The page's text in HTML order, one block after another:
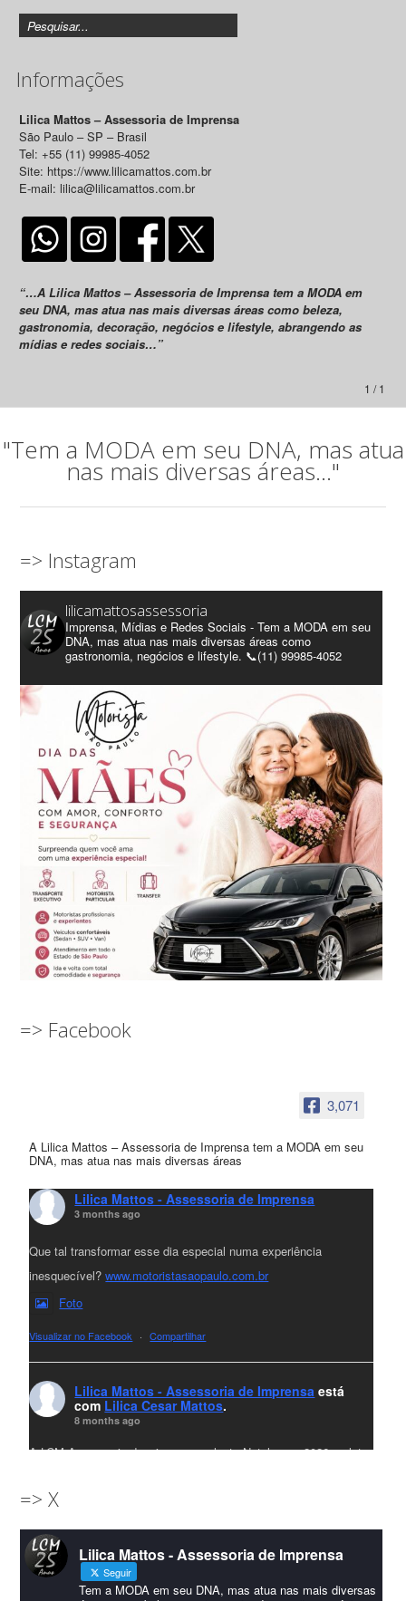
Informações
Lilica Mattos – Assessoria de Imprensa
São Paulo – SP – Brasil
Tel: +55 (11) 99985-4052
Site: https://www.lilicamattos.com.br
E-mail: lilica@lilicamattos.com.br
“…A Lilica Mattos – Assessoria de Imprensa tem a MODA em
seu DNA, mas atua nas mais diversas áreas como beleza,
gastronomia, decoração, negócios e lifestyle, abrangendo as
mídias e redes sociais…”
1 / 1
"Tem a MODA em seu DNA, mas atua
nas mais diversas áreas..."
=> Instagram
lilicamattosassessoria
Imprensa, Mídias e Redes Sociais - Tem a MODA em seu
DNA, mas atua nas mais diversas áreas como
gastronomia, negócios e lifestyle. 📞(11) 99985-4052
=> Facebook
3,071
A Lilica Mattos – Assessoria de Imprensa tem a MODA em seu
DNA, mas atua nas mais diversas áreas
Lilica Mattos - Assessoria de Imprensa
3 months ago
Que tal transformar esse dia especial numa experiência
inesquecível?www.motoristasaopaulo.com.br
Foto
Visualizar no Facebook · Compartilhar
Lilica Mattos - Assessoria de Imprensa está
com Lilica Cesar Mattos.
8 months ago
A LCM Assessoria deseja um excelente Natal e um 2026 repleto
amigos que sempre nos acompanham!🎄✨🥂❤️
#lcmassessoriassessoria#natal #merrychristmas #felizanonovo
#HappyNewYear
Foto
=> X
Lilica Mattos - Assessoria de Imprensa
Seguir
Tem a MODA em seu DNA, mas atua nas mais diversas